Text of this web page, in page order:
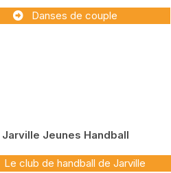
Danses de couple
Jarville Jeunes Handball
Le club de handball de Jarville